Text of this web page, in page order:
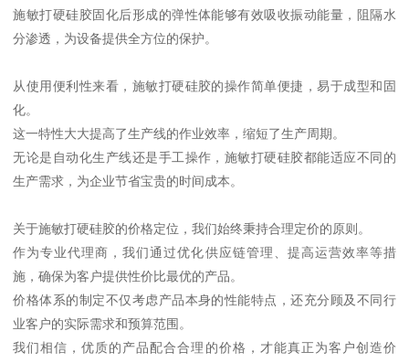
施敏打硬硅胶固化后形成的弹性体能够有效吸收振动能量，阻隔水
分渗透，为设备提供全方位的保护。
从使用便利性来看，施敏打硬硅胶的操作简单便捷，易于成型和固
化。
这一特性大大提高了生产线的作业效率，缩短了生产周期。
无论是自动化生产线还是手工操作，施敏打硬硅胶都能适应不同的
生产需求，为企业节省宝贵的时间成本。
关于施敏打硬硅胶的价格定位，我们始终秉持合理定价的原则。
作为专业代理商，我们通过优化供应链管理、提高运营效率等措
施，确保为客户提供性价比最优的产品。
价格体系的制定不仅考虑产品本身的性能特点，还充分顾及不同行
业客户的实际需求和预算范围。
我们相信，优质的产品配合合理的价格，才能真正为客户创造价